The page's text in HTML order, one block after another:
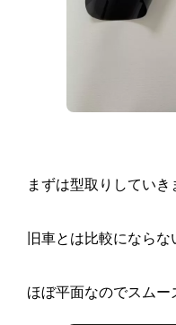
まずは型取りしていき
旧車とは比較にならな
ほぼ平面なのでスムー